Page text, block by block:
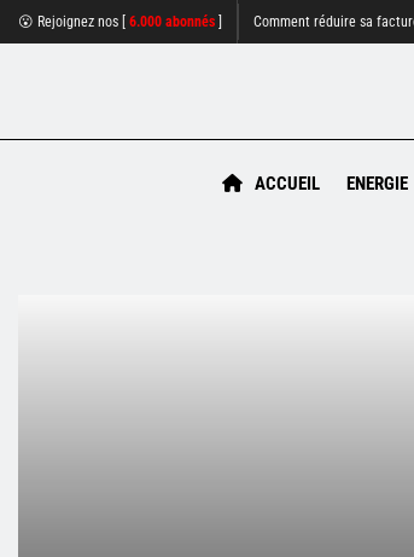
😮 Rejoignez nos [ 6.000 abonnés Comment réduire sa
ACCUEIL ENERGIE